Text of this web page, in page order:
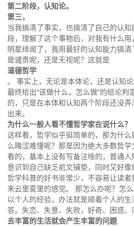
第二阶段，认知论。
第三，
当我搞清了事实，也搞清了自己的认
段，理解了这个事物后，对我有什么
明星绯闻了，我用最好的认知能力搞
是谴责呢，还是无视呢？这就是
道德哲学
。 事实上，无论是本体论，还是认知
最终给出“该做什么，怎么做”的结论判
的，只是在本体和认知两个阶段还没
出来。
为什么一般人看不懂哲学家在说什么？
这样看，哲学似乎挺简单的，那为什
么晦涩难懂呢？那是因为绝大多数哲
看的，基本上没有写备注啥的，普通
意识到自己缺乏前文铺垫，同时又好像
哲学科普的好书非常少，不容易让读
来云里雾里的感觉。 那怎么办呢？怎
以个人的经验，办法就是顺着个人的
答。失恋、失意、失败，好奇、困惑、
去丰富的生活就会产生丰富的问题